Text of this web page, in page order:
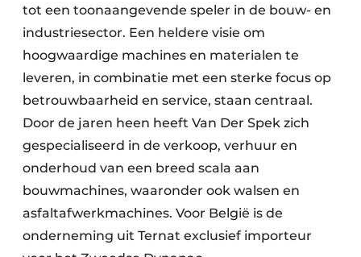
tot een toonaangevende speler in de bouw- en
industriesector. Een heldere visie om
hoogwaardige machines en materialen te
leveren, in combinatie met een sterke focus op
betrouwbaarheid en service, staan centraal.
Door de jaren heen heeft Van Der Spek zich
gespecialiseerd in de verkoop, verhuur en
onderhoud van een breed scala aan
bouwmachines, waaronder ook walsen en
asfaltafwerkmachines. Voor België is de
onderneming uit Ternat exclusief importeur